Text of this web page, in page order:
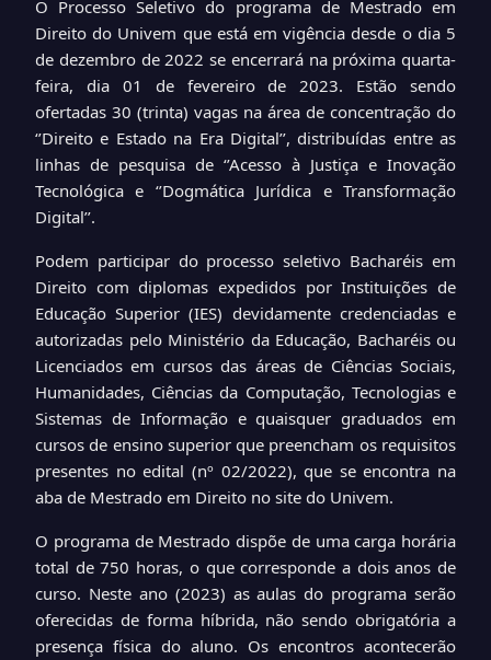
O Processo Seletivo do programa de Mestrado em
Direito do Univem que está em vigência desde o dia 5
de dezembro de 2022 se encerrará na próxima quarta-
feira, dia 01 de fevereiro de 2023. Estão sendo
ofertadas 30 (trinta) vagas na área de concentração do
‘’Direito e Estado na Era Digital’’, distribuídas entre as
linhas de pesquisa de ‘’Acesso à Justiça e Inovação
Tecnológica e ‘’Dogmática Jurídica e Transformação
Digital’’.
Podem participar do processo seletivo Bacharéis em
Direito com diplomas expedidos por Instituições de
Educação Superior (IES) devidamente credenciadas e
autorizadas pelo Ministério da Educação, Bacharéis ou
Licenciados em cursos das áreas de Ciências Sociais,
Humanidades, Ciências da Computação, Tecnologias e
Sistemas de Informação e quaisquer graduados em
cursos de ensino superior que preencham os requisitos
presentes no edital (nº 02/2022), que se encontra na
aba de Mestrado em Direito no site do Univem.
O programa de Mestrado dispõe de umacarga horária
total de 750 horas, o que corresponde a dois anos de
curso. Neste ano (2023) as aulas do programa serão
oferecidas de forma híbrida, não sendo obrigatória a
presença física do aluno. Os encontros acontecerão